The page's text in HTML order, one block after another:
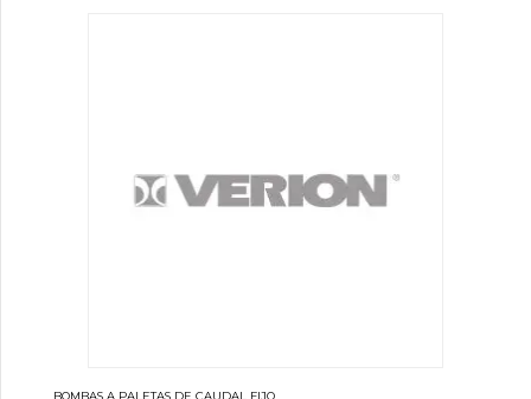
BOMBAS A PALETAS DE CAUDAL FIJO